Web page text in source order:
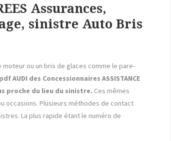
Assurances,
sinistre Auto Bris
ou un bris de glaces comme le pare-
AUDI des Concessionnaires ASSISTANCE
proche du lieu du sinistre. Ces mêmes
occasions. Plusieurs méthodes de contact
La plus rapide étant le numéro de